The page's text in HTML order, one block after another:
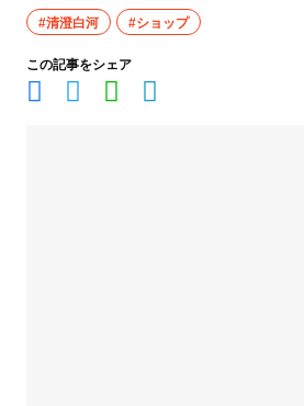
#清澄白河 #ショップ
この記事をシェア